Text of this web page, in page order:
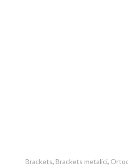
Brackets, Brackets metalici,